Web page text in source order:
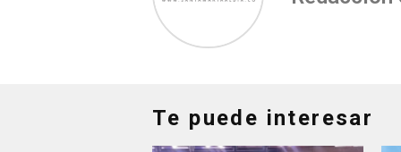
Te puede interesar